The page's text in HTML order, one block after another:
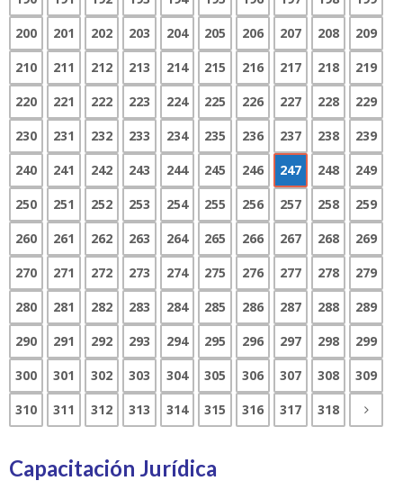
200
201 202 203 204 205 206 207 208
209
210
211 212 213 214 215 216 217 218
219
220
221 222 223 224 225 226 227 228
229
230
231 232 233 234 235 236 237 238
239
240
241 242 243 244 245 246 247 248
249
250
251 252 253 254 255 256 257 258
259
260
261 262 263 264 265 266 267 268
269
270
271 272 273 274 275 276 277 278
279
280
281 282 283 284 285 286 287 288
289
290
291 292 293 294 295 296 297 298
299
300
301 302 303 304 305 306 307 308
309
310
311 312 313 314 315 316 317 318
Capacitación Jurídica